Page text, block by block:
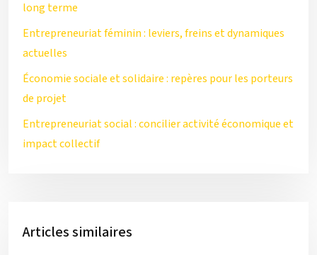
long terme
Entrepreneuriat féminin : leviers, freins et dynamiques
actuelles
Économie sociale et solidaire : repères pour les porteurs
de projet
Entrepreneuriat social : concilier activité économique et
impact collectif
Articles similaires